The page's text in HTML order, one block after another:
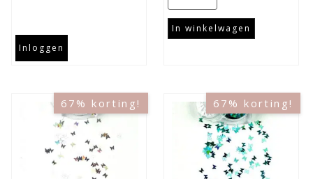
Inloggen
In winkelwagen
67% korting! 67% korting!